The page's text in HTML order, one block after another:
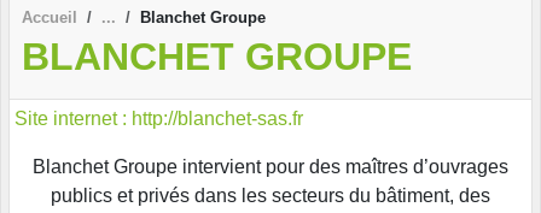
Accueil Blanchet Groupe
BLANCHET GROUPE
Site internet : http://blanchet-sas.fr
Blanchet Groupe intervient pour des maîtres d’ouvrages
publics et privés dans les secteurs du bâtiment, des